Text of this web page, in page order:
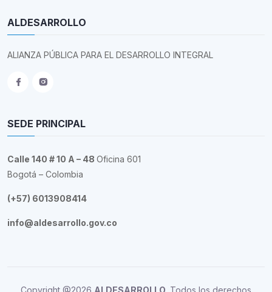
ALDESARROLLO
ALIANZA PÚBLICA PARA EL DESARROLLO INTEGRAL
SEDE PRINCIPAL
Calle 140 # 10 A – 48 Oficina 601
Bogotá – Colombia
(+57) 6013908414
info@aldesarrollo.gov.co
Copyright @2026 ALDESARROLLO . Todos los derechos